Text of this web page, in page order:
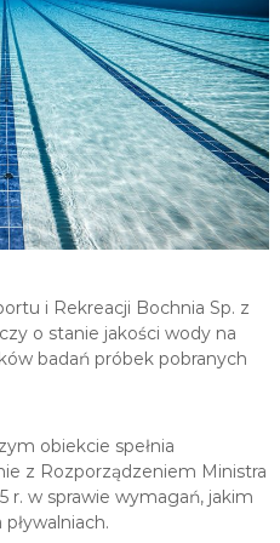
u
i
R
e
k
r
e
a
c
i
i Rekreacji Bochnia Sp. z
o stanie jakości wody na
badań próbek pobranych
obiekcie spełnia
z Rozporządzeniem Ministra
r. w sprawie wymagań, jakim